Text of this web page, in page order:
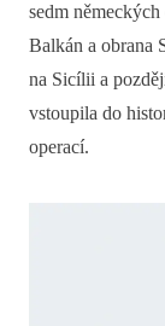
sedm
Balkán a obrana
na Sicílii a
vstoupila do
operací.